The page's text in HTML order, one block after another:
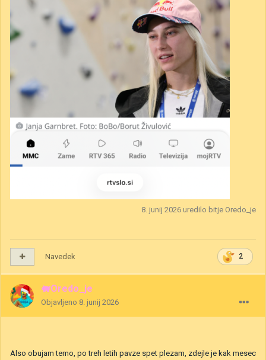
8. junij 2026 uredilo bitje Oredo_je
2
Navedek
🐖Oredo_je
Objavljeno 8. junij 2026
Also obujam temo, po treh letih pavze spet plezam, zdejle je kak mesec